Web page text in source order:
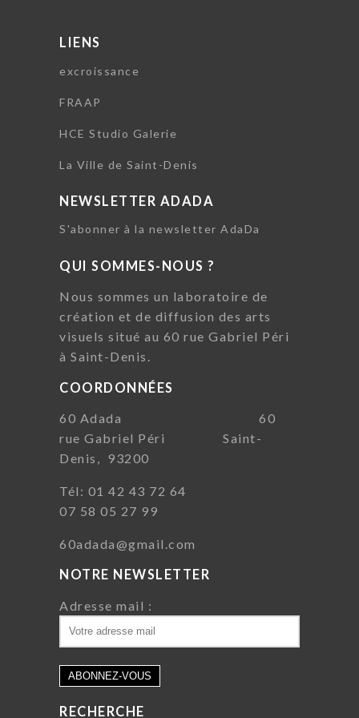
LIENS
excroissance
FRAAP
HCE Studio Galerie
La Ville de Saint-Denis
NEWSLETTER ADADA
S'abonner à la newsletter AdaDa
QUI SOMMES-NOUS ?
Nous sommes un laboratoire de
création et de diffusion des arts
visuels situé au 60 rue Gabriel Péri
à Saint-Denis.
COORDONNÉES
60 Adada 60
rue Gabriel Péri Saint-
Denis, 93200
Tél: 01 42 43 72 64
07 58 05 27 99
60adada@gmail.com
NOTRE NEWSLETTER
Adresse mail :
RECHERCHE